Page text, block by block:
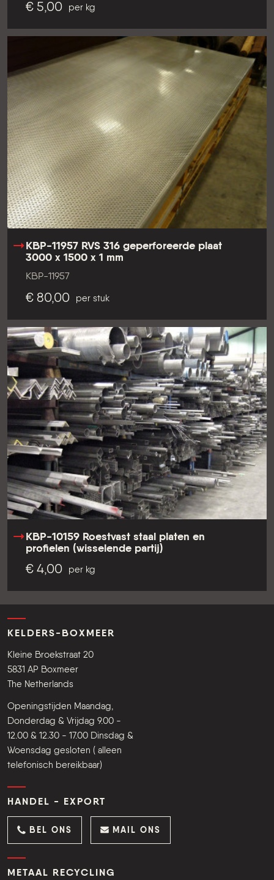
€ 5,00 per kg
KBP-11957 RVS 316 geperforeerde plaat
3000 x 1500 x 1 mm
KBP-11957
€ 80,00 per stuk
KBP-10159 Roestvast staal platen en
profielen (wisselende partij)
€ 4,00 per kg
KELDERS-BOXMEER
Kleine Broekstraat 20
5831 AP Boxmeer
The Netherlands
Openingstijden Maandag,
Donderdag & Vrijdag 9.00 -
12.00 & 12.30 - 17.00 Dinsdag &
Woensdag gesloten ( alleen
telefonisch bereikbaar)
HANDEL - EXPORT
BEL ONS MAIL ONS
METAAL RECYCLING